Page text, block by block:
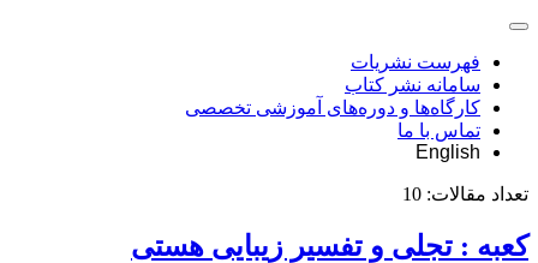
فهرست نشریات
سامانه نشر کتاب
کارگاه‌ها و دوره‌های آموزشی تخصصی
تماس با ما
English
تعداد مقالات: 10
کعبه : تجلی و تفسیر زیبایی هستی